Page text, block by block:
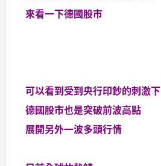
來看一下德國股市
可以看到受到央行印鈔的刺激下
德國股市也是突破前波高點
展開另外一波多頭行情